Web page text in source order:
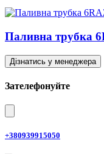
Паливна трубка
Дізнатись у менеджера
Зателефонуйте
+380939915050